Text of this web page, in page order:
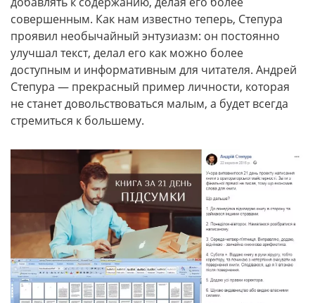
совершенным. Как нам известно теперь, Степура
проявил необычайный энтузиазм: он постоянно
улучшал текст, делал его как можно более
доступным и информативным для читателя. Андрей
Степура — прекрасный пример личности, которая
не станет довольствоваться малым, а будет всегда
стремиться к большему.